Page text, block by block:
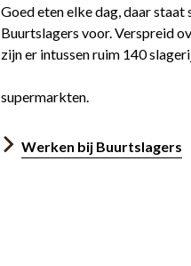
Goed eten elke dag, daar
Buurtslagers voor. Verspreid
zijn er intussen ruim 140
supermarkten.
Werken bij Buurtslagers